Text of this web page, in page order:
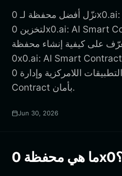
ภาษาไทย
हिन्दी
Español
Português (Brasil)
Español (Argentina)
نزّل أفضل محفظة لـ 0x0.ai: AI Smart Contract
لتخزين 0x0.ai: AI Smart Contract وإرسالها
على كيفية إنشاء محفظة
0x0.ai: AI Smart Contract والوصول إلى
التطبيقات اللامركزية وإدارة 0x0.ai: AI Smart
Contract بأمان.
Jun 30, 2026
ما هي محفظة 0x0؟